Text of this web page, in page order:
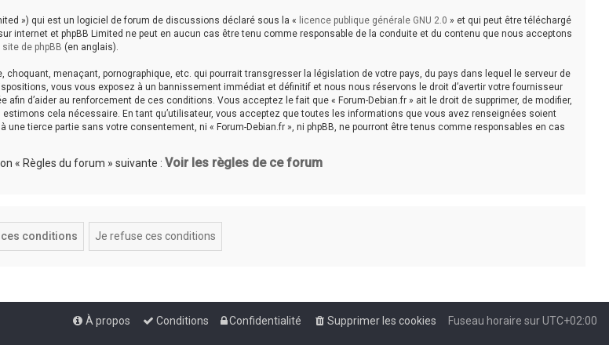
») qui est un logiciel de forum de discussions déclaré sous la « licence publique générale GNU 2.0 » et qui peut être téléchargé
internet et phpBB Limited ne peut en aucun cas être tenu comme responsable de la conduite et du contenu que nous acceptons
site de phpBB (en anglais).
menaçant, pornographique, etc. qui pourrait transgresser la législation de votre pays, du pays dans lequel le serveur de
vous vous exposez à un bannissement immédiat et définitif et nous nous réservons le droit d’avertir votre fournisseur
d’aider au renforcement de ces conditions. Vous acceptez le fait que « Forum-Debian.fr » ait le droit de supprimer, de modifier,
cela nécessaire. En tant qu’utilisateur, vous acceptez que toutes les informations que vous avez renseignées soient
tierce partie sans votre consentement, ni « Forum-Debian.fr », ni phpBB, ne pourront être tenus comme responsables en cas
« Règles du forum » suivante : Voir les règles de ce forum
Fuseau horaire surUTC+02:00
Supprimer les cookies
Confidentialité
Conditions
À propos